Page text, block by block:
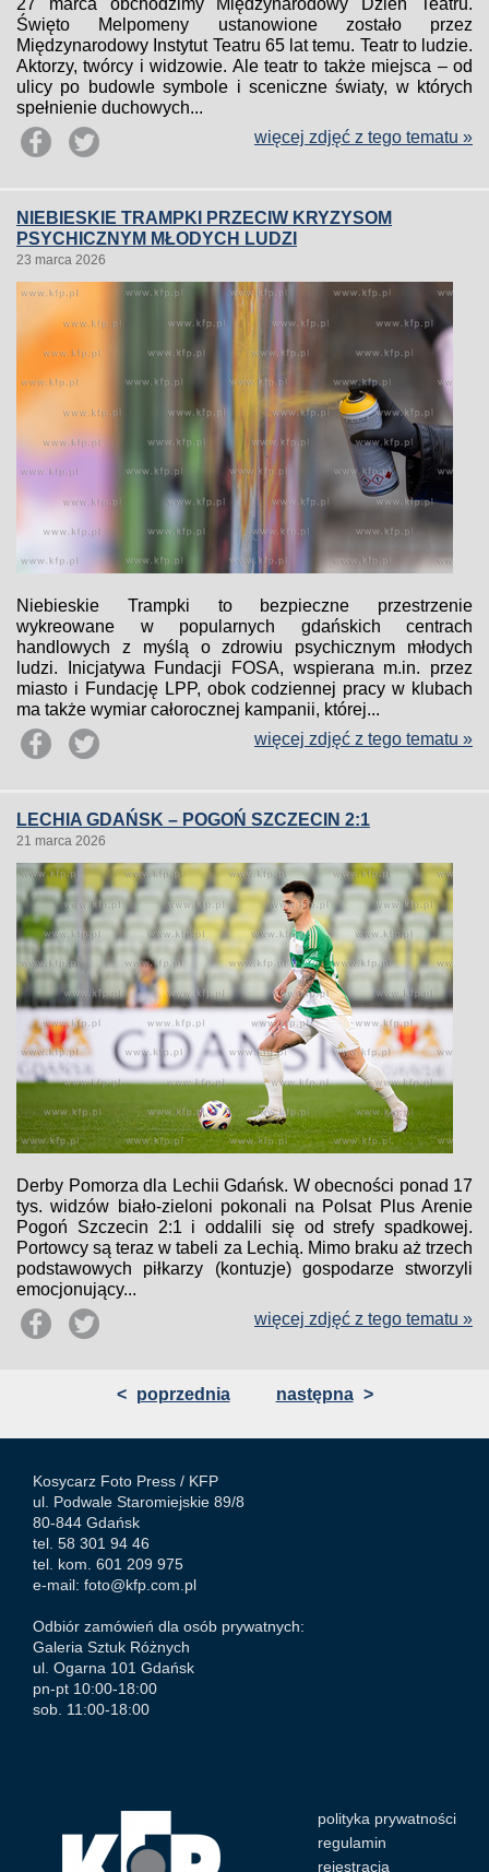
27 marca obchodzimy Międzynarodowy Dzień Teatru.
Święto Melpomeny ustanowione zostało przez
Międzynarodowy Instytut Teatru 65 lat temu. Teatr to ludzie.
Aktorzy, twórcy i widzowie. Ale teatr to także miejsca – od
ulicy po budowle symbole i sceniczne światy, w których
spełnienie duchowych...
więcej zdjęć z tego tematu »
NIEBIESKIE TRAMPKI PRZECIW KRYZYSOM
PSYCHICZNYM MŁODYCH LUDZI
23 marca 2026
Niebieskie Trampki to bezpieczne przestrzenie
wykreowane w popularnych gdańskich centrach
handlowych z myślą o zdrowiu psychicznym młodych
ludzi. Inicjatywa Fundacji FOSA, wspierana m.in. przez
miasto i Fundację LPP, obok codziennej pracy w klubach
ma także wymiar całorocznej kampanii, której...
więcej zdjęć z tego tematu »
LECHIA GDAŃSK – POGOŃ SZCZECIN 2:1
21 marca 2026
Derby Pomorza dla Lechii Gdańsk. W obecności ponad 17
tys. widzów biało-zieloni pokonali na Polsat Plus Arenie
Pogoń Szczecin 2:1 i oddalili się od strefy spadkowej.
Portowcy są teraz w tabeli za Lechią. Mimo braku aż trzech
podstawowych piłkarzy (kontuzje) gospodarze stworzyli
emocjonujący...
więcej zdjęć z tego tematu »
< poprzednia następna >
Kosycarz Foto Press / KFP
ul. Podwale Staromiejskie 89/8
80-844 Gdańsk
tel. 58 301 94 46
tel. kom. 601 209 975
e-mail: foto@kfp.com.pl
Odbiór zamówień dla osób prywatnych:
Galeria Sztuk Różnych
ul. Ogarna 101 Gdańsk
pn-pt 10:00-18:00
sob. 11:00-18:00
polityka prywatności
regulamin
rejestracja